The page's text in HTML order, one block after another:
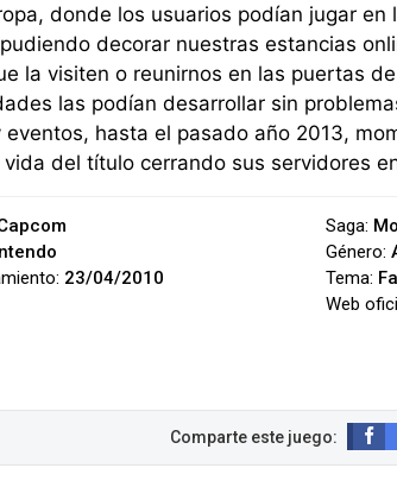
donde los usuarios podían jugar
decorar nuestras estancias
la visiten o reunirnos en las puertas
las podían desarrollar sin
eventos, hasta el pasado año 2013,
del título cerrando sus servidores
23/04/2010
Saga:
Género:
Tema:
Web